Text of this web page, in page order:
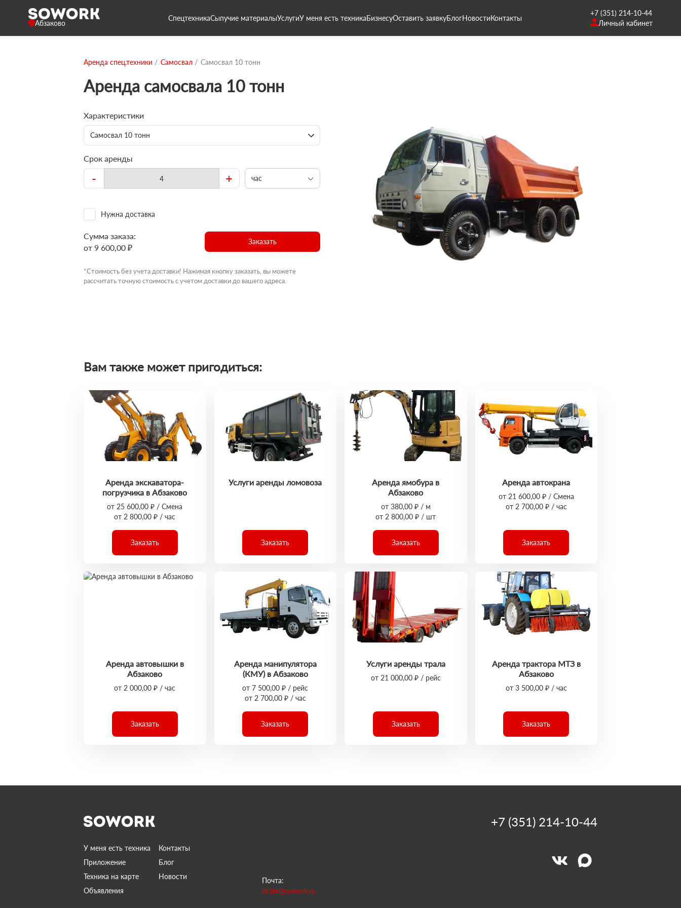
Абзаково
СпецтехникаСыпучие материалыУслугиУ меня есть техникаБизнесуОставить заявкуБлогНовостиКонтакты
+7 (351) 214-10-44
Личный кабинет
Аренда спец.техники Самосвал Самосвал 10 тонн
Аренда самосвала 10 тонн
Характеристики
Самосвал 10 тонн
Срок аренды
- + час
Нужна доставка
Сумма заказа:
от 9 600,00 ₽
Заказать
*Стоимость без учета доставки! Нажимая кнопку заказать, вы можете
рассчитать точную стоимость с учетом доставки до вашего адреса.
Вам также может пригодиться:
Аренда экскаватора-
погрузчика в Абзаково
от 25 600,00 ₽ / Смена
от 2 800,00 ₽ / час
Заказать
Услуги аренды ломовоза
Заказать
Аренда ямобура в
Абзаково
от 380,00 ₽ / м
от 2 800,00 ₽ / шт
Заказать
Аренда автокрана
от 21 600,00 ₽ / Смена
от 2 700,00 ₽ / час
Заказать
Аренда автовышки в
Абзаково
от 2 000,00 ₽ / час
Заказать
Аренда манипулятора
(КМУ) в Абзаково
от 7 500,00 ₽ / рейс
от 2 700,00 ₽ / час
Заказать
Услуги аренды трала
от 21 000,00 ₽ / рейс
Заказать
Аренда трактора МТЗ в
Абзаково
от 3 500,00 ₽ / час
Заказать
У меня есть техника
Контакты
Приложение
Блог
Техника на карте
Новости
Объявления
Почта:
order@sowork.ru
+7 (351) 214-10-44